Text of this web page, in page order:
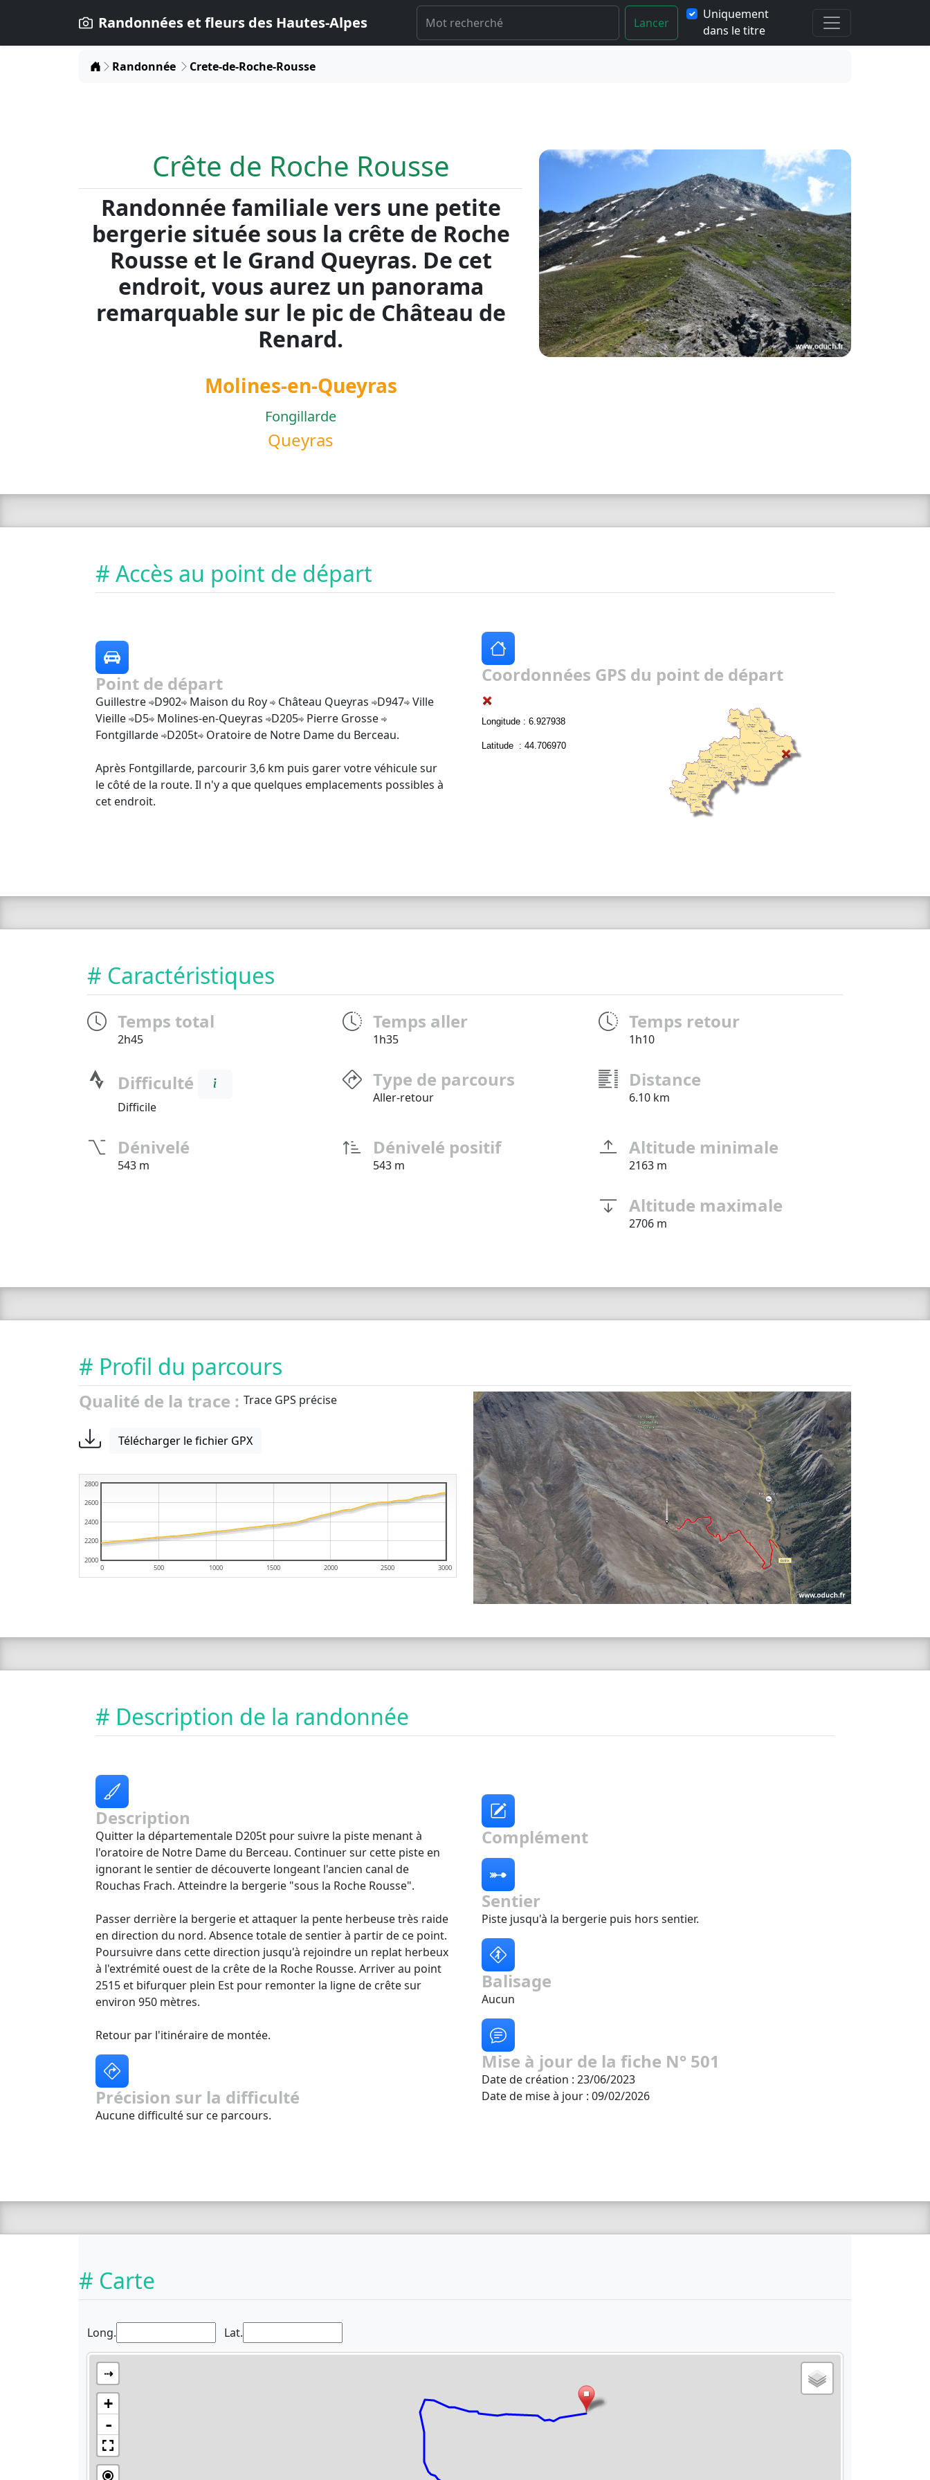
Randonnées et fleurs des Hautes-Alpes Lancer
Uniquement
dans le titre
Home
Randonnée Crete-de-Roche-Rousse
Crête de Roche Rousse
Randonnée familiale vers une petite
bergerie située sous la crête de Roche
Rousse et le Grand Queyras. De cet
endroit, vous aurez un panorama
remarquable sur le pic de Château de
Renard.
Molines-en-Queyras
Fongillarde
Queyras
# Accès au point de départ
Point de départ
Guillestre D902 Maison du Roy Château Queyras D947 Ville
Vieille D5 Molines-en-Queyras D205 Pierre Grosse
Fontgillarde D205t Oratoire de Notre Dame du Berceau.
Après Fontgillarde, parcourir 3,6 km puis garer votre véhicule sur
le côté de la route. Il n'y a que quelques emplacements possibles à
cet endroit.
Coordonnées GPS du point de départ
Longitude : 6.927938
Latitude : 44.706970
# Caractéristiques
Temps total
2h45
Temps aller
1h35
Temps retour
1h10
Difficulté
Difficile
Type de parcours
Aller-retour
Distance
6.10 km
Dénivelé
543 m
Dénivelé positif
543 m
Altitude minimale
2163 m
Altitude maximale
2706 m
# Profil du parcours
Qualité de la trace : Trace GPS précise
Télécharger le fichier GPX
0 500 1000 1500 2000 2500 3000
2000
2200
2400
2600
2800
# Description de la randonnée
Description
Quitter la départementale D205t pour suivre la piste menant à
l'oratoire de Notre Dame du Berceau. Continuer sur cette piste en
ignorant le sentier de découverte longeant l'ancien canal de
Rouchas Frach. Atteindre la bergerie "sous la Roche Rousse".
Passer derrière la bergerie et attaquer la pente herbeuse très raide
en direction du nord. Absence totale de sentier à partir de ce point.
Poursuivre dans cette direction jusqu'à rejoindre un replat herbeux
à l'extrémité ouest de la crête de la Roche Rousse. Arriver au point
2515 et bifurquer plein Est pour remonter la ligne de crête sur
environ 950 mètres.
Retour par l'itinéraire de montée.
Précision sur la difficulté
Aucune difficulté sur ce parcours.
Complément
Sentier
Piste jusqu'à la bergerie puis hors sentier.
Balisage
Aucun
Mise à jour de la fiche N° 501
Date de création : 23/06/2023
Date de mise à jour : 09/02/2026
# Carte
Long. Lat.
⇢
+
-